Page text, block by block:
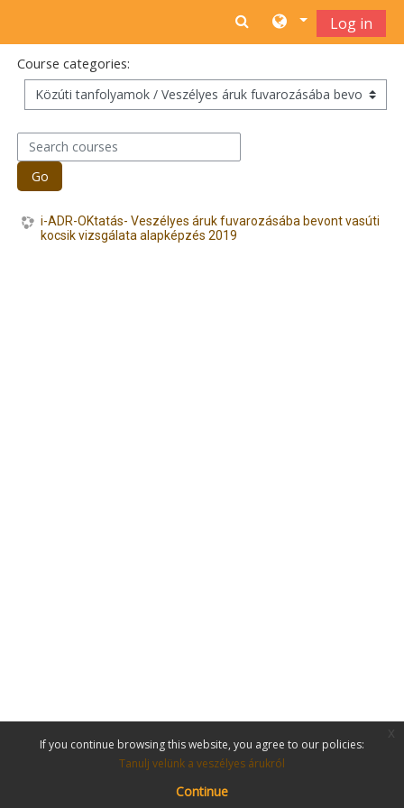
Log in
Course categories:
Search courses
Go
i-ADR-OKtatás- Veszélyes áruk fuvarozásába bevont vasúti
kocsik vizsgálata alapképzés 2019
If you continue browsing this website, you agree to our policies:
Tanulj velünk a veszélyes árukról
Continue